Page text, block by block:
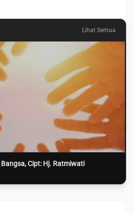
Lihat Semua
Bangsa, Cipt: Hj. Ratmiwati